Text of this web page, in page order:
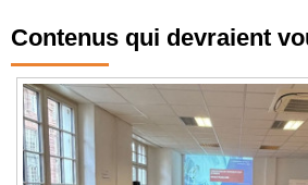
Contenus qui devraient